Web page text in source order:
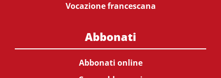
Vocazione francescana
Abbonati
Abbonati online